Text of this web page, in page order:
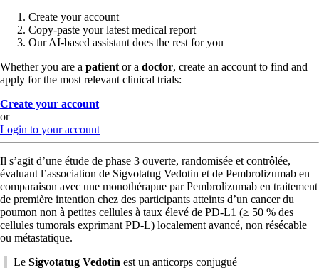
Create your account
Copy-paste your latest medical report
Our AI-based assistant does the rest for you
Whether you are a patient or a doctor, create an account to find and
apply for the most relevant clinical trials:
Create your account
or
Login to your account
Il s’agit d’une étude de phase 3 ouverte, randomisée et contrôlée,
évaluant l’association de Sigvotatug Vedotin et de Pembrolizumab en
comparaison avec une monothérapue par Pembrolizumab en traitement
de première intention chez des participants atteints d’un cancer du
poumon non à petites cellules à taux élevé de PD-L1 (≥ 50 % des
cellules tumorals exprimant PD-L) localement avancé, non résécable
ou métastatique.
LeSigvotatug Vedotin est un anticorps conjugué